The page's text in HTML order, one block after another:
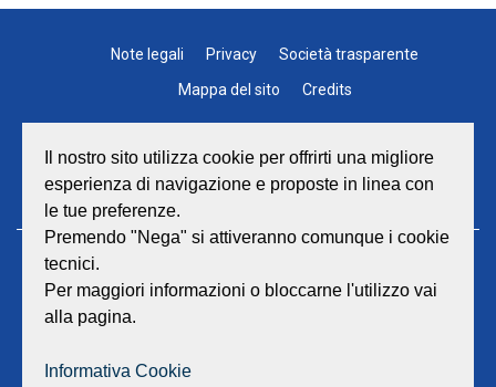
Note legali Privacy
Società trasparente
Mappa del sito
Credits
Sede legale e amministrativa:
Viale Lombardia 17 - 47838 Riccione
Capitale sociale euro 12.233.943,00 I.V.
Il nostro sito utilizza cookie per offrirti una migliore
esperienza di navigazione e proposte in linea con
le tue preferenze.
Premendo "Nega" si attiveranno comunque i cookie
tecnici.
Per maggiori informazioni o bloccarne l'utilizzo vai
alla pagina.
Informativa Cookie